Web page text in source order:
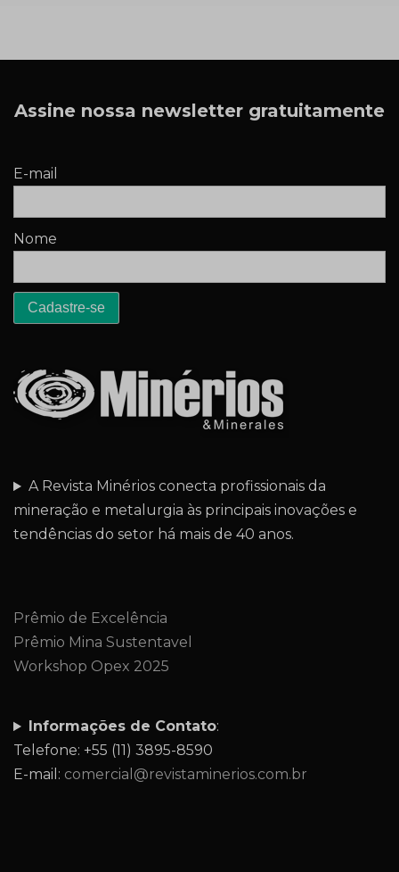
Assine nossa newsletter gratuitamente
E-mail
Nome
A Revista Minérios conecta profissionais da
mineração e metalurgia às principais inovações e
tendências do setor há mais de 40 anos.
Prêmio de Excelência
Prêmio Mina Sustentavel
Workshop Opex 2025
Informações de Contato:
Telefone: +55 (11) 3895-8590
E-mail: comercial@revistaminerios.com.br